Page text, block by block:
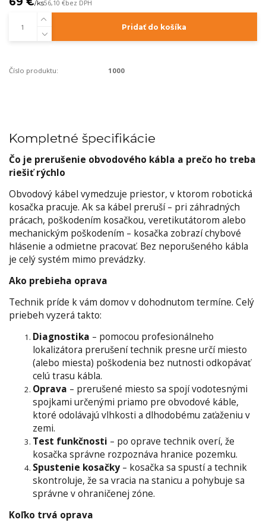
/ks56,10 €bez DPH
Pridať do košíka
Číslo produktu: 1000
Kompletné špecifikácie
Čo je prerušenie obvodového kábla a prečo ho treba
riešiť rýchlo
Obvodový kábel vymedzuje priestor, v ktorom robotická
kosačka pracuje. Ak sa kábel preruší – pri záhradných
prácach, poškodením kosačkou, veretikutátorom alebo
mechanickým poškodením – kosačka zobrazí chybové
hlásenie a odmietne pracovať. Bez neporušeného kábla
je celý systém mimo prevádzky.
Ako prebieha oprava
Technik príde k vám domov v dohodnutom termíne. Celý
priebeh vyzerá takto:
Diagnostika – pomocou profesionálneho
lokalizátora prerušení technik presne určí miesto
(alebo miesta) poškodenia bez nutnosti odkopávať
celú trasu kábla.
Oprava – prerušené miesto sa spojí vodotesnými
spojkami určenými priamo pre obvodové káble,
ktoré odolávajú vlhkosti a dlhodobému zaťaženiu v
zemi.
Test funkčnosti – po oprave technik overí, že
kosačka správne rozpoznáva hranice pozemku.
Spustenie kosačky – kosačka sa spustí a technik
skontroluje, že sa vracia na stanicu a pohybuje sa
správne v ohraničenej zóne.
Koľko trvá oprava